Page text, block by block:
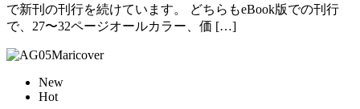
で新刊の刊行を続けています。 どちらもeBook版での刊行
で、27〜32ページオールカラー、価 […]
New
Hot